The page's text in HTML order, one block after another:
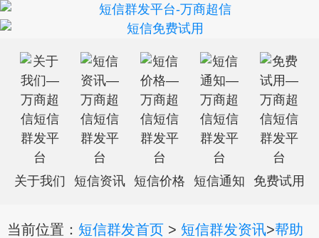
关于我们 短信资讯 短信价格 短信通知 免费试用
当前位置： 短信群发首页 > 短信群发资讯>帮助